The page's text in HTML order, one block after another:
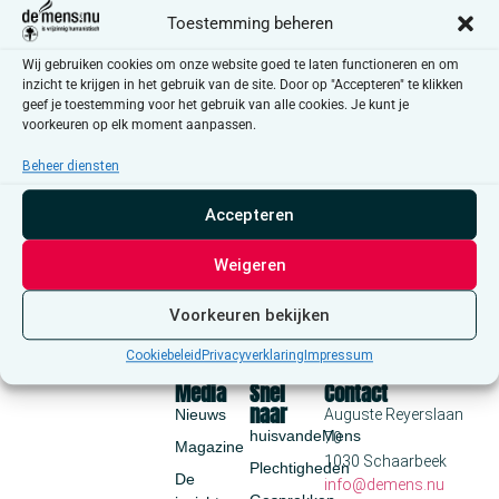
Toestemming beheren
Wij gebruiken cookies om onze website goed te laten functioneren en om
inzicht te krijgen in het gebruik van de site. Door op "Accepteren" te klikken
geef je toestemming voor het gebruik van alle cookies. Je kunt je
voorkeuren op elk moment aanpassen.
Beheer diensten
Accepteren
Weigeren
Voorkeuren bekijken
Cookiebeleid Privacyverklaring Impressum
Snel
naar
huisvandeMens
Plechtigheden
Media
Nieuws
Magazine
De
Contact
Auguste Reyerslaan
70
1030 Schaarbeek
info@demens.nu